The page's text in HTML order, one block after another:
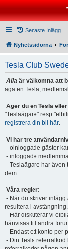
Senaste Inlägg
Nyhetssidorna
Tesla Club
Alla är välkomna att
äga en Tesla,
Äger du en Tesla eller
"Teslaägare" resp
registrera din bil här.
Vi har tre
- oinloggade gäster
- inloggade
- Teslaägare har även
dem
Våra regler:
- När du skriver inlägg
resultera i avstängning.
- Här diskuterar vi
hänvisas till andra
- Endast ett konto per
- Din Tesla